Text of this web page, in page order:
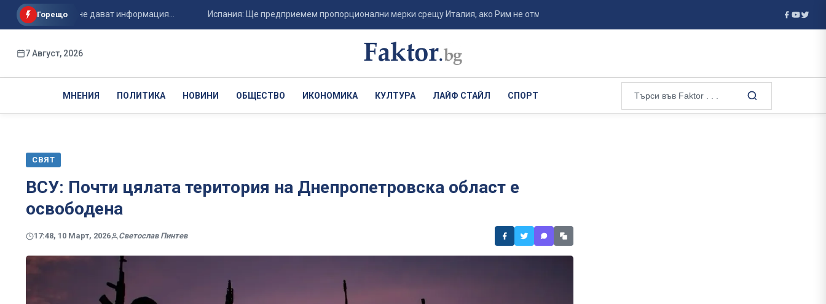
Горещо
власти не дават информация... Испания: Ще предприемем пропорционални мерки срещу Италия, ако Рим не отмени вре... Пакистан, Турция и Саудитска Арабия сключиха
7 Август, 2026
МНЕНИЯ ПОЛИТИКА НОВИНИ ОБЩЕСТВО ИКОНОМИКА КУЛТУРА ЛАЙФ СТАЙЛ СПОРТ
СВЯТ
ВСУ: Почти цялата територия на Днепропетровска област е
освободена
17:48, 10 Март, 2026 Светослав Пинтев